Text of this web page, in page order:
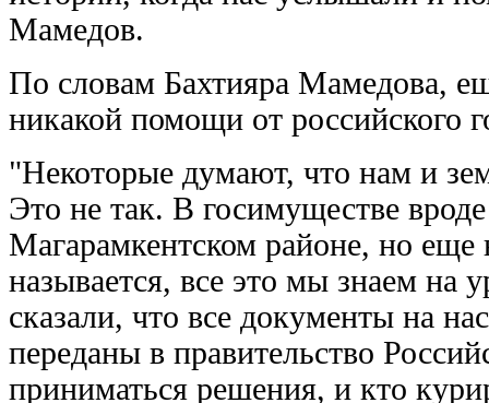
Мамедов.
По словам Бахтияра Мамедова,
никакой помощи от российского
"Некоторые думают, что нам и
Это не так. В госимуществе
Магарамкентском районе, но
называется, все это мы знаем на
сказали, что все документы на
переданы в правительство
приниматься решения, и кто